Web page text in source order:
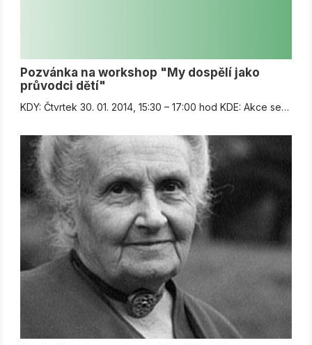
Pozvánka na workshop "My dospělí jako
průvodci dětí"
KDY: Čtvrtek 30. 01. 2014, 15:30 – 17:00 hod KDE: Akce se…